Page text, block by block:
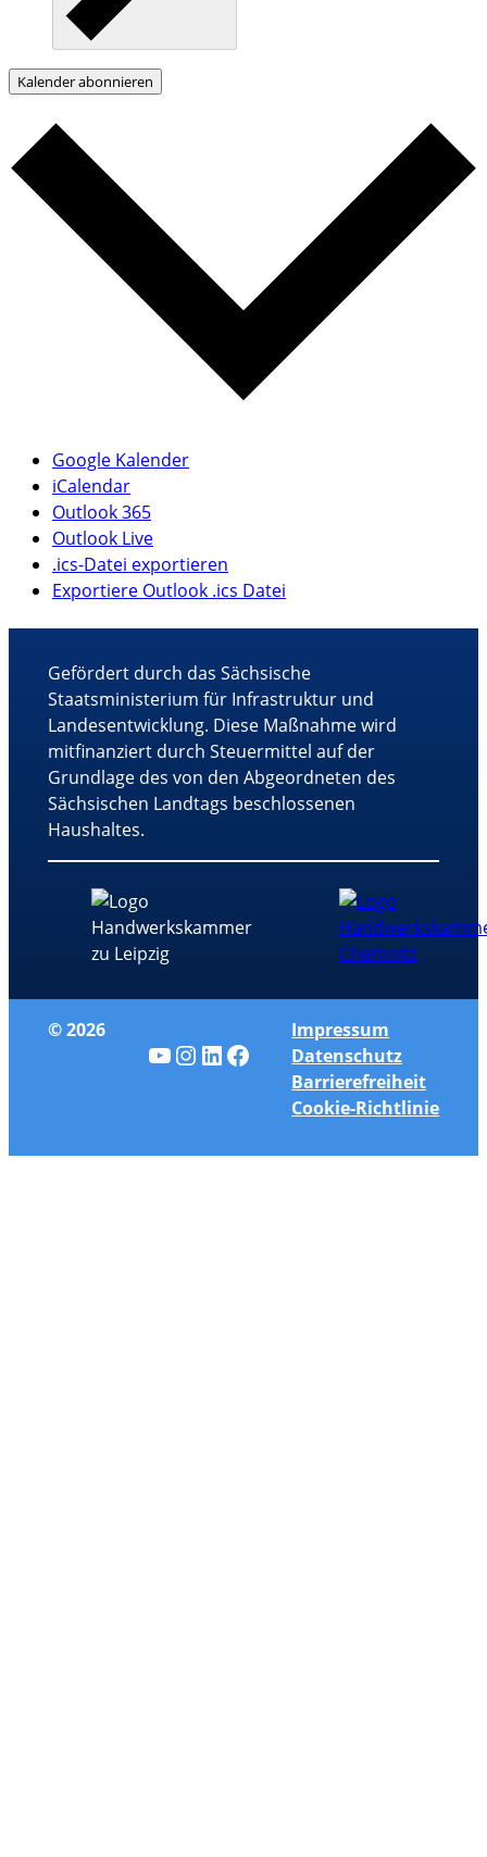
Kalender abonnieren
Google Kalender
iCalendar
Outlook 365
Outlook Live
.ics-Datei exportieren
Exportiere Outlook .ics Datei
Gefördert durch das Sächsische
Staatsministerium für Infrastruktur und
Landesentwicklung. Diese Maßnahme wird
mitfinanziert durch Steuermittel auf der
Grundlage des von den Abgeordneten des
Sächsischen Landtags beschlossenen
Haushaltes.
© 2026
YouTube
Instagram
LinkedIn
Facebook
Impressum
Datenschutz
Barrierefreiheit
Cookie-Richtlinie